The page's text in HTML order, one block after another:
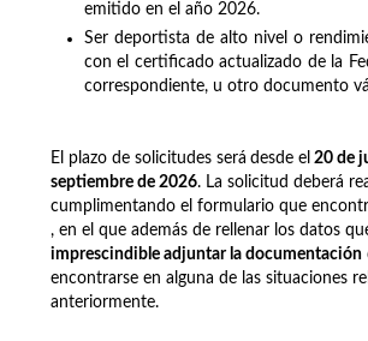
emitido en el año 2026.
Ser deportista de alto nivel o
con el certificado actualizado de la
correspondiente, u otro documento
El plazo de solicitudes será desde el 20 de
septiembre de 2026. La solicitud deberá
cumplimentando el formulario que
, en el que además de rellenar los datos
imprescindible adjuntar la documentación
encontrarse en alguna de las situaciones
anteriormente.